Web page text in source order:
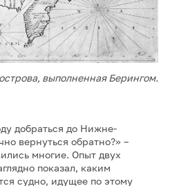
выполненная Берингом.
добраться до Нижне-
вернуться обратно?» –
многие. Опыт двух
показал, каким
судно, идущее по этому